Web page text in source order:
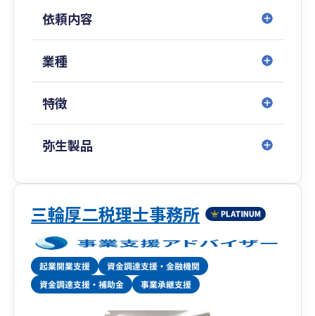
依頼内容
業種
特徴
弥生製品
三輪厚二税理士事務所